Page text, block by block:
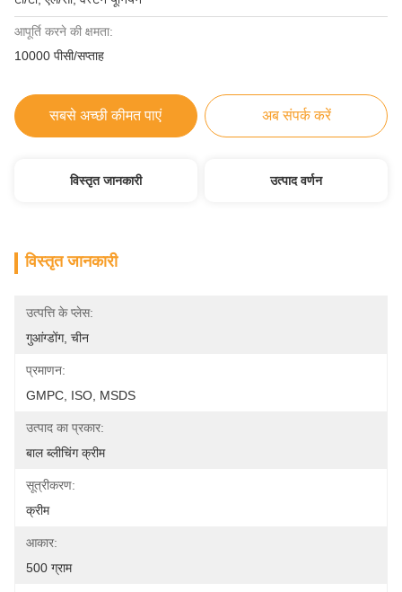
आपूर्ति करने की क्षमता:
10000 पीसी/सप्ताह
सबसे अच्छी कीमत पाएं अब संपर्क करें
विस्तृत जानकारी उत्पाद वर्णन
विस्तृत जानकारी
उत्पत्ति के प्लेस:
गुआंग्डोंग, चीन
प्रमाणन:
GMPC, ISO, MSDS
उत्पाद का प्रकार:
बाल ब्लीचिंग क्रीम
सूत्रीकरण:
क्रीम
आकार:
500 ग्राम